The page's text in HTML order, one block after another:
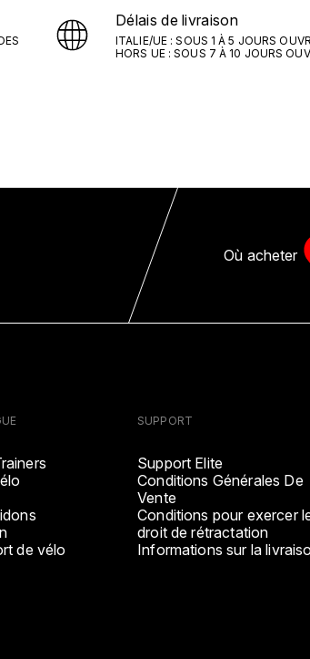
Délais de livraison
ITALIE/UE : SOUS 1 À 5 JOURS
HORS UE : SOUS 7 À 10 JOURS
Où acheter
de vélo
SUPPORT
Support Elite
Conditions Générales De
Vente
Conditions pour exercer
droit de rétractation
Informations sur la